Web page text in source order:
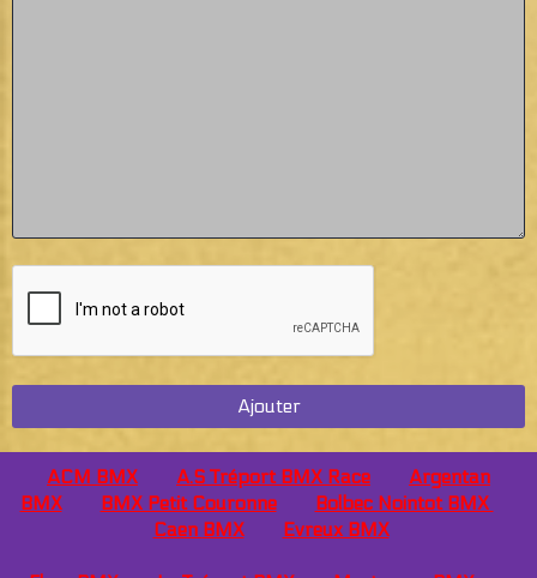
Ajouter
ACM BMX A.S Tréport BMX Race
Argentan
BMX
BMX Petit Couronne
Bolbec Nointot BMX
Caen BMX Evreux BMX